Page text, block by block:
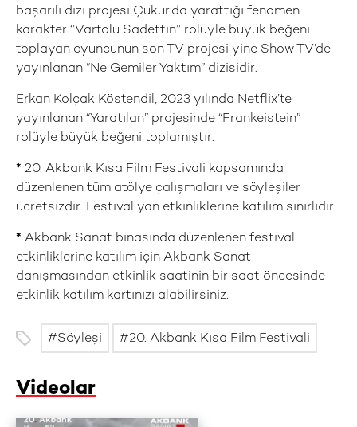
başarılı dizi projesi Çukur’da yarattığı fenomen
karakter ‘’Vartolu Sadettin’’ rolüyle büyük beğeni
toplayan oyuncunun son TV projesi yine Show TV’de
yayınlanan “Ne Gemiler Yaktım” dizisidir.
Erkan Kolçak Köstendil, 2023 yılında Netflix’te
yayınlanan “Yaratılan” projesinde “Frankeistein”
rolüyle büyük beğeni toplamıştır.
* 20. Akbank Kısa Film Festivali kapsamında
düzenlenen tüm atölye çalışmaları ve söyleşiler
ücretsizdir. Festival yan etkinliklerine katılım sınırlıdır.
* Akbank Sanat binasında düzenlenen festival
etkinliklerine katılım için Akbank Sanat
danışmasından etkinlik saatinin bir saat öncesinde
etkinlik katılım kartınızı alabilirsiniz.
Söyleşi 20. Akbank Kısa Film Festivali
Videolar